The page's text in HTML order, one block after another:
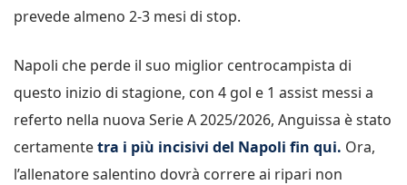
prevede almeno 2-3 mesi di stop.
Napoli che perde il suo miglior centrocampista di
questo inizio di stagione, con 4 gol e 1 assist messi a
referto nella nuova Serie A 2025/2026, Anguissa è stato
certamentetra i più incisivi del Napoli fin qui. Ora,
l’allenatore salentino dovrà correre ai ripari non